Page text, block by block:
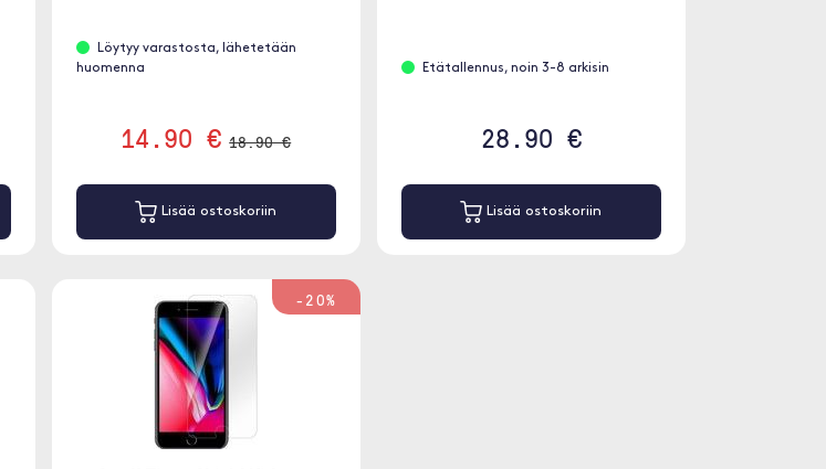
Löytyy varastosta, lähetetään
huomenna
14.90 € 18.90 €
Lisää ostoskoriin
Etätallennus, noin 3-8 arkisin
28.90 €
Lisää ostoskoriin
-20%